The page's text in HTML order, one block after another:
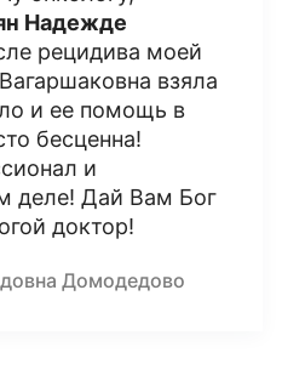
Надежде
рецидива моей
взяла
и ее помощь в
бесценна!
и
деле! Дай Вам Бог
доктор!
Домодедово